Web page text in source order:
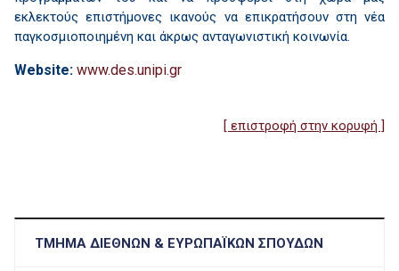
εκλεκτούς επιστήμονες ικανούς να επικρατήσουν στη νέα
παγκοσμιοποιημένη και άκρως ανταγωνιστική κοινωνία.
Website: www.des.unipi.gr
[ επιστροφή στην κορυφή ]
ΤΜΉΜΑ ΔΙΕΘΝΏΝ & ΕΥΡΩΠΑΪΚΏΝ ΣΠΟΥΔΏΝ